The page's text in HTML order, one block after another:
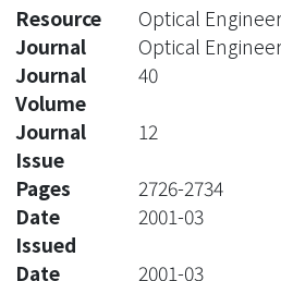
Resource
Optical
Journal
Optical
Journal
Volume
40
Journal
Issue
12
Pages
2726-2734
Date
Issued
2001-03
Date
2001-03